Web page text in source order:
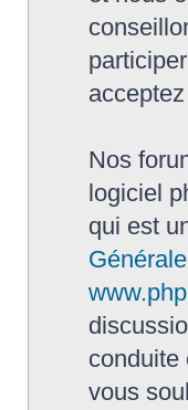
Nos
logiciel
qui est
conduite
vous